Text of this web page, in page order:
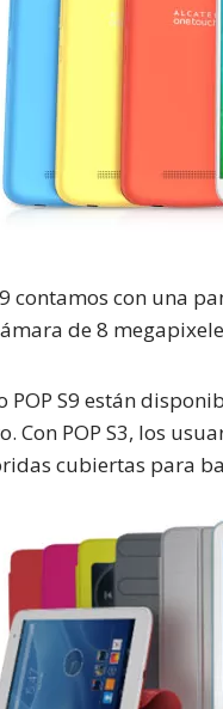
contamos con una
de 8
POP S9 están
Con POP S3, los
cubiertas para